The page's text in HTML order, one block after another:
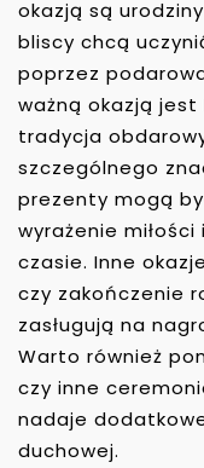
okazją są
bliscy chcą
poprzez
ważną okazją jest
tradycja
szczególnego
prezenty mogą
wyrażenie
czasie. Inne
czy zakończenie
zasługują na
Warto również
czy inne
nadaje
duchowej.